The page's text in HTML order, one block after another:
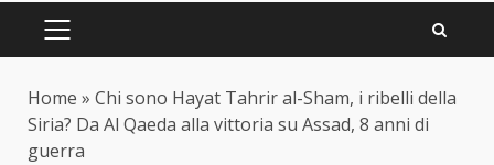
PRIMARY
Home » Chi sono Hayat Tahrir al-Sham, i ribelli della
Siria? Da Al Qaeda alla vittoria su Assad, 8 anni di
guerra